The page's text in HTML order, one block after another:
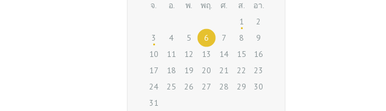
จ.
อ. พ. พฤ. ศ. ส. อา.
1
2
3
4 5 6 7 8
9
10
11 12 13 14 15
16
17
18 19 20 21 22
23
24
25 26 27 28 29
30
31